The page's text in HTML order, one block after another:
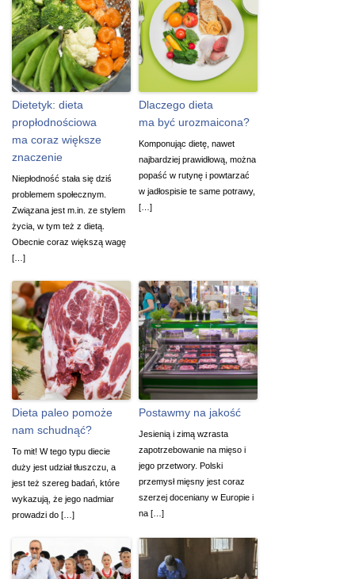
Dietetyk: dieta
propłodnościowa
ma coraz większe
znaczenie
Niepłodność stała się dziś
problemem społecznym.
Związana jest m.in. ze stylem
życia, w tym też z dietą.
Obecnie coraz większą wagę
[…]
Dlaczego dieta
ma być urozmaicona?
Komponując dietę, nawet
najbardziej prawidłową, można
popaść w rutynę i powtarzać
w jadłospisie te same potrawy,
[…]
Dieta paleo pomoże
nam schudnąć?
To mit! W tego typu diecie
duży jest udział tłuszczu, a
jest też szereg badań, które
wykazują, że jego nadmiar
prowadzi do […]
Postawmy na jakość
Jesienią i zimą wzrasta
zapotrzebowanie na mięso i
jego przetwory. Polski
przemysł mięsny jest coraz
szerzej doceniany w Europie i
na […]